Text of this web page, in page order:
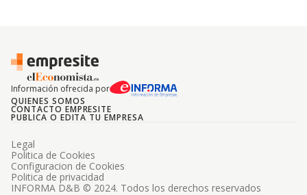
Información ofrecida por
QUIENES SOMOS
CONTACTO EMPRESITE
PUBLICA O EDITA TU EMPRESA
INFORMA D&B © 2024. Todos los derechos reservados
Legal
Politica de Cookies
Configuracion de Cookies
Politica de privacidad